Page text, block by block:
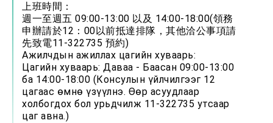
上班時間：
週一至週五 09:00-13:00 以及 14:00-18:00(領務
申辦請於12：00以前抵達排隊，其他洽公事項請
先致電11-322735 預約)
Ажилчдын ажиллах цагийн хуваарь:
Цагийн хуваарь: Даваа - Баасан 09:00-13:00
ба 14:00-18:00 (Консулын үйлчилгээг 12
цагаас өмнө үзүүлнэ. Өөр асуудлаар
холбогдох бол урьдчилж 11-322735 утсаар
цаг авна.)